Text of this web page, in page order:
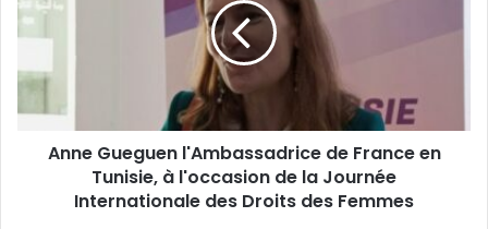
de
France
Tunisie,
l'occasion
Anne Gueguen l'Ambassadrice de France en
Tunisie, à l'occasion de la Journée
Internationale des Droits des Femmes